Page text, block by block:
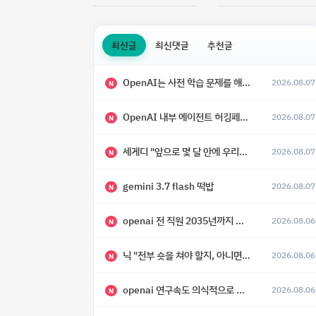
최신글 최신댓글 추천글
N OpenAI는 사전 학습 문제를 해결했으며, 'Doug'라는 코드명을 가진 훨씬 더 큰 모델을 활발히 개발 중 2026.08.07
N OpenAI 내부 에이전트 허깅페이스 해킹 사건 정리 2026.08.07
N 세게디 "앞으로 몇 달 안에 우리는 전복적 AI, 적대적 AI 둘 다 보게 될 것" 2026.08.07
N gemini 3.7 flash 떡밥 2026.08.07
N openai 전 직원 2035년까지 텔레파시가 어떻게 생길 수 있는지 2026.08.06
N 닉 "전부 숏을 쳐야 할지, 아니면 특이점이 오니까 전부 롱을 쳐야 할지 모르겠다.” 2026.08.06
N openai 연구속도 의식적으로 늦추고 있다 2026.08.06